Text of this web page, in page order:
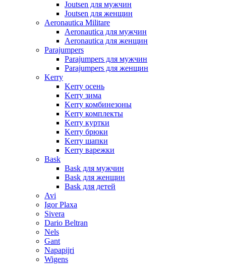
Joutsen для мужчин
Joutsen для женщин
Aeronautica Militare
Aeronautica для мужчин
Aeronautica для женщин
Parajumpers
Parajumpers для мужчин
Parajumpers для женщин
Kerry
Kerry осень
Kerry зима
Kerry комбинезоны
Kerry комплекты
Kerry куртки
Kerry брюки
Kerry шапки
Kerry варежки
Bask
Bask для мужчин
Bask для женщин
Bask для детей
Avi
Igor Plaxa
Sivera
Dario Beltran
Nels
Gant
Napapijri
Wigens